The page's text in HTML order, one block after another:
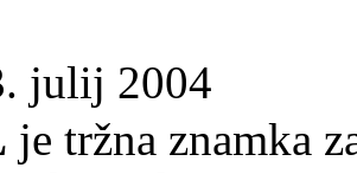
julij 2004
je tržna znamka